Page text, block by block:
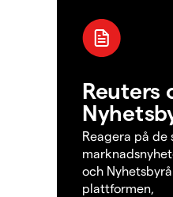
Reuters
Reagera på de
och
plattformen,